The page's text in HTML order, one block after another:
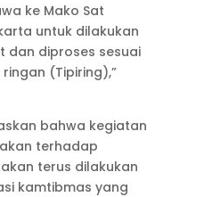
ke Mako Sat
untuk dilakukan
dan diproses sesuai
(Tipiring),”
bahwa kegiatan
terhadap
terus dilakukan
kamtibmas yang